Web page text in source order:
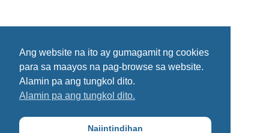
Ang website na ito ay gumagamit ng cookies
para sa maayos na pag-browse sa website.
Alamin pa ang tungkol dito.
Alamin pa ang tungkol dito.
Naiintindihan